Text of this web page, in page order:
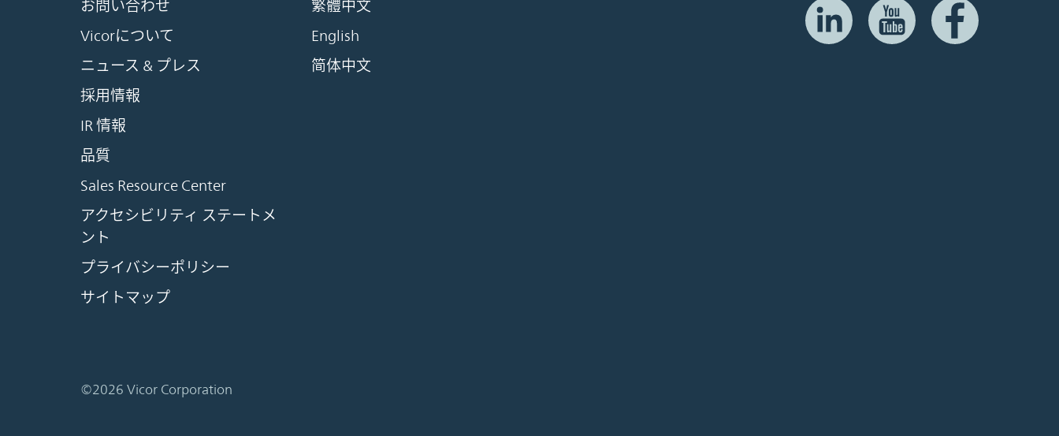
お問い合わせ
Vicorについて
ニュース & プレス
採用情報
IR 情報
品質
Sales Resource Center
アクセシビリティ ステートメ
ント
プライバシーポリシー
サイトマップ
繁體中文
English
简体中文
©2026 Vicor Corporation